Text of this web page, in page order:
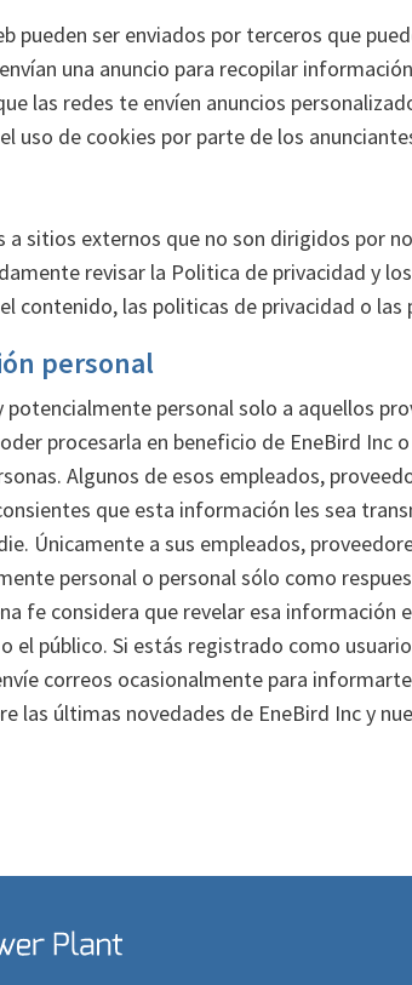
pueden ser enviados por terceros que
una anuncio para recopilar
las redes te envíen anuncios
uso de cookies por parte de los
sitios externos que no son dirigidos por
revisar la Politica de privacidad y
contenido, las politicas de privacidad o
personal
personal solo a aquellos
procesarla en beneficio de EneBird Inc
Algunos de esos empleados,
que esta información les sea
Únicamente a sus empleados,
personal o personal sólo como
fe considera que revelar esa
el público. Si estás registrado como
correos ocasionalmente para
las últimas novedades de EneBird Inc y